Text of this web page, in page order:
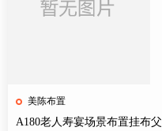
美陈布置
A180老人寿宴场景布置挂布父